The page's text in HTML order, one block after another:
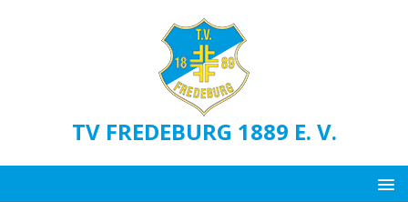
TV FREDEBURG 1889 E. V.